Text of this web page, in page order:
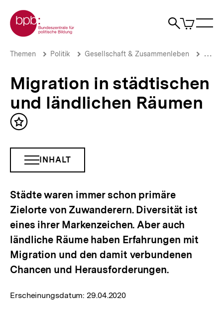
zum
Seiteninhalt
springen
Zur Startseite der bpb
Suche
Artikel
im
Migration
und
ländlichen
Räumen
bpb.de
Brotkrümelnavigation
Pfadnavigation
Themen Politik Gesellschaft & Zusammenleben
Migration in städtischen
und ländlichen Räumen
Inhalt
INHALTSNAVIGATION
ÖFFNEN
INHALT
Städte waren immer schon primäre
Zielorte von Zuwanderern. Diversität ist
eines ihrer Markenzeichen. Aber auch
ländliche Räume haben Erfahrungen mit
Migration und den damit verbundenen
Chancen und Herausforderungen.
Erscheinungsdatum:29.04.2020